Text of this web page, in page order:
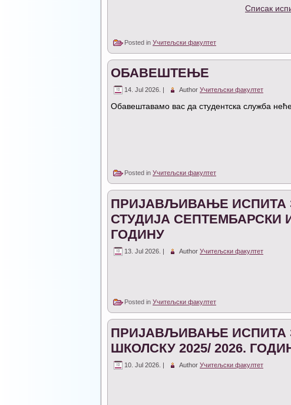
Списак
Posted in Учитељски факултет
ОБАВЕШТЕЊЕ
14. Jul 2026. | Author Учитељски факултет
Обавештавамо вас да студентска служба
Posted in Учитељски факултет
ПРИЈАВЉИВАЊЕ ИСПИТА
СТУДИЈА СЕПТЕMБАРСКИ
ГОДИНУ
13. Jul 2026. | Author Учитељски факултет
Posted in Учитељски факултет
ПРИЈАВЉИВАЊЕ ИСПИТА
ШКОЛСКУ 2025/ 2026.
10. Jul 2026. | Author Учитељски факултет